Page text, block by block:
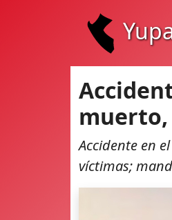
muerto,
Accidente en
víctimas;